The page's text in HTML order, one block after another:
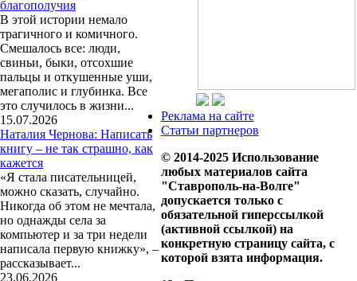
благополучия
В этой истории немало
трагичного и комичного.
Смешалось все: люди,
свиньи, быки, отсохшие
пальцы и откушенные уши,
мегаполис и глубинка. Все
это случилось в жизни...
15.07.2026
Наталия Чернова: Написать
книгу – не так страшно, как
кажется
«Я стала писательницей,
можно сказать, случайно.
Никогда об этом не мечтала,
но однажды села за
компьютер и за три недели
написала первую книжку», –
рассказывает...
23.06.2026
Реклама на сайте
Статьи партнеров
© 2014-2025 Использование
любых материалов сайта
"Ставрополь-на-Волге"
допускается только с
обязательной гиперссылкой
(активной ссылкой) на
конкретную страницу сайта, с
которой взята информация.